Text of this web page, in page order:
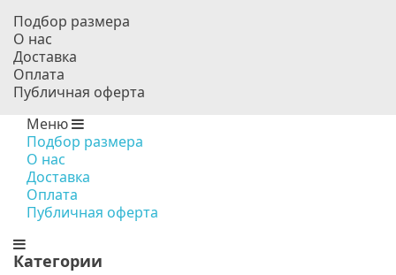
Подбор размера
О нас
Доставка
Оплата
Публичная оферта
Меню
Подбор размера
О нас
Доставка
Оплата
Публичная оферта
Категории